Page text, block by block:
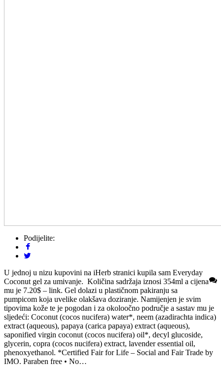
Podijelite:
U jednoj u nizu kupovini na iHerb stranici kupila sam Everyday
Coconut gel za umivanje. Količina sadržaja iznosi 354ml a cijena
mu je 7.20$ – link. Gel dolazi u plastičnom pakiranju sa
pumpicom koja uvelike olakšava doziranje. Namijenjen je svim
tipovima kože te je pogodan i za okoloočno područje a sastav mu je
sljedeći: Coconut (cocos nucifera) water*, neem (azadirachta indica)
extract (aqueous), papaya (carica papaya) extract (aqueous),
saponified virgin coconut (cocos nucifera) oil*, decyl glucoside,
glycerin, copra (cocos nucifera) extract, lavender essential oil,
phenoxyethanol. *Certified Fair for Life – Social and Fair Trade by
IMO. Paraben free • No…